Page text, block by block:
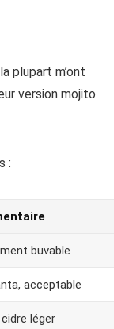
plupart m’ont
version mojito
:
buvable
acceptable
léger